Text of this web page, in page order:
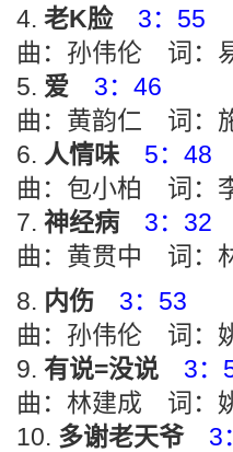
老K脸
3：55
曲：孙伟伦 词：
爱
3：46
曲：黄韵仁 词：
人情味
5：48
曲：包小柏 词：
神经病
3：32
曲：黄贯中 词：
内伤
3：53
曲：孙伟伦 词：
有说=没说
3：
曲：林建成 词：
多谢老天爷
3